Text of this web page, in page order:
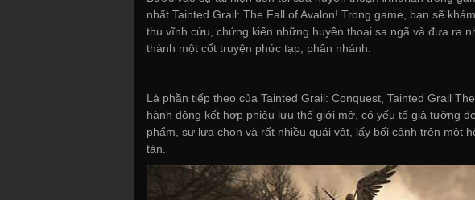
nhất Tainted Grail: The Fall of Avalon! Trong game, bạn sẽ
thu vĩnh cửu, chứng kiến những huyền thoại sa ngã và đưa ra
thành một cốt truyện phức tạp, phân nhánh.
Là phần tiếp theo của Tainted Grail: Conquest, Tainted Grail
hành động kết hợp phiêu lưu thế giới mở, có yếu tố giả tưởng
phẩm, sự lựa chọn và rất nhiều quái vật, lấy bối cảnh trên một
tàn.